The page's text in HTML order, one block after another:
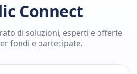
Connect
di soluzioni, esperti e offerte
fondi e partecipate.